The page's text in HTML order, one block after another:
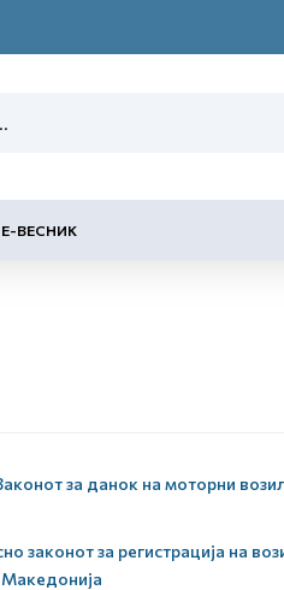
Е-ВЕСНИК
за данок на моторни
законот за регистрација на
Македонија